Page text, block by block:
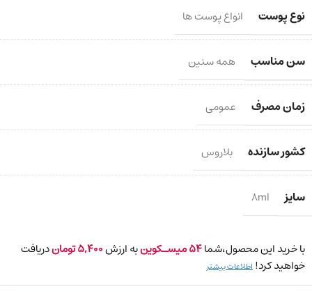
نوع پوست انواع پوست ها
سن مناسب همه سنین
زمان مصرف عمومی
کشور سازنده بلاروس
سایز 8ml
با خرید این محصول،شما54میسـکوینبه ارزش5,400توماندریافت
خواهید کرد! اطلاعات بیشتر